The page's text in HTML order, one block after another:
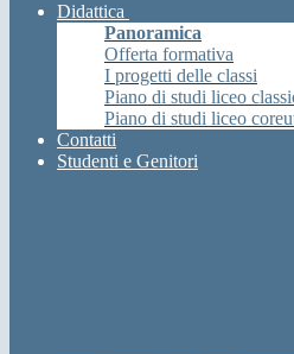
Didattica
Panoramica
Offerta formativa
I progetti delle classi
Piano di studi liceo
Piano di studi liceo
Contatti
Studenti e Genitori